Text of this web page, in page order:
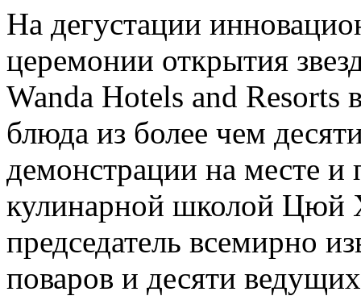
На дегустации
церемонии открытия
Wanda Hotels and Resorts
блюда из более чем
демонстрации на месте и
кулинарной школой Цюй
председатель всемирно
поваров и десяти